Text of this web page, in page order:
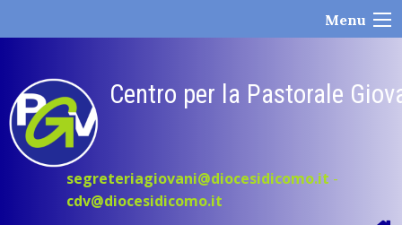
Menu
Centro per la Pastorale
segreteriagiovani@diocesidicomo.it -
cdv@diocesidicomo.it